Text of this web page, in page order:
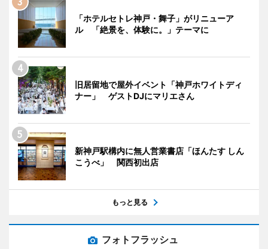
「ホテルセトレ神戸・舞子」がリニューア
ル 「絶景を、体験に。」テーマに
旧居留地で屋外イベント「神戸ホワイトディ
ナー」 ゲストDJにマリエさん
新神戸駅構内に無人営業書店「ほんたす しん
こうべ」 関西初出店
もっと見る
フォトフラッシュ